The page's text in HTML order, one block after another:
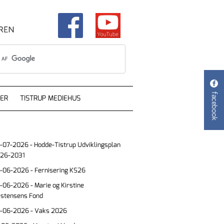
TISTRUP MEDIEHUS
07-2026 - Hodde-Tistrup Udviklingsplan
2031
06-2026 - Fernisering KS26
06-2026 - Marie og Kirstine
Fond
06-2026 - Vaks 2026

facebook